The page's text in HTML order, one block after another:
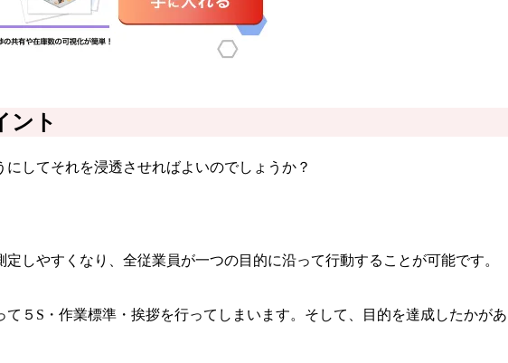
ント
してそれを浸透させればよいのでしょうか？
しやすくなり、全従業員が一つの目的に沿って行動することが可能です。
５S・作業標準・挨拶を行ってしまいます。そして、目的を達成したかが